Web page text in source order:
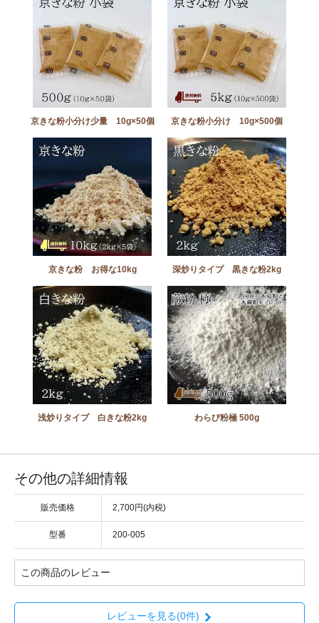
京きな粉小分け少量 10g×50個 京きな粉小分け 10g×500個
京きな粉 お得な10kg 深炒りタイプ 黒きな粉2kg
浅炒りタイプ 白きな粉2kg わらび粉極 500g
その他の詳細情報
販売価格 2,700円(内税)
型番 200-005
この商品のレビュー
レビューを見る(0件)